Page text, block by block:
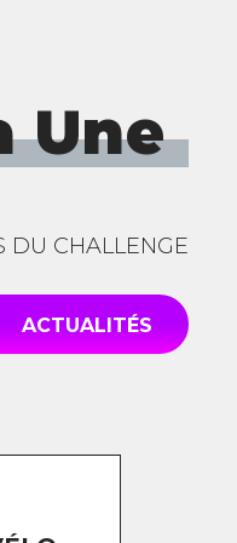
Une
DU CHALLENGE
ACTUALITÉS